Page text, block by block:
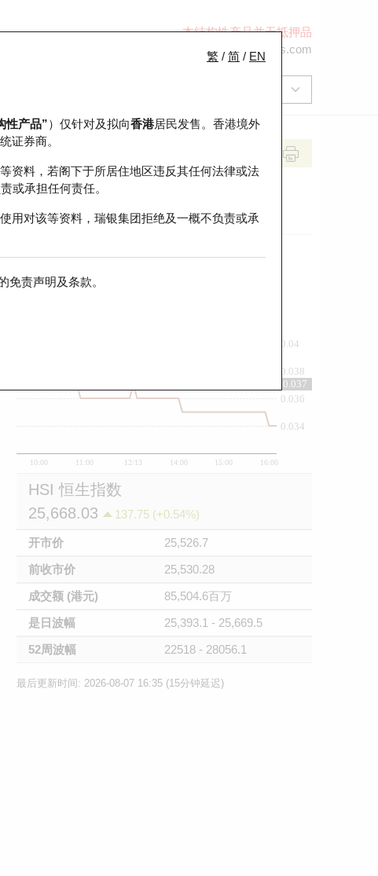
本结构性产品并无抵押品
ol-hkwarrants@ubs.com
繁 / 简 / EN
性产品”）仅针对及拟向香港居民发售。香港境外
证券商。
资料，若阁下于所居住地区违反其任何法律或法
或承担任何责任。
用对该等资料，瑞银集团拒绝及一概不负责或承
免责声明及条款。
10:00 11:00 12/13 14:00 15:00 16:00
0.034
0.036
0.038
0.04
0.037
HSI 恒生指数
25,668.03
137.75 (+0.54%)
开市价
25,526.7
前收市价
25,530.28
成交额 (港元)
85,504.6百万
是日波幅
25,393.1 - 25,669.5
52周波幅
22518 - 28056.1
最后更新时间: 2026-08-07 16:35 (15分钟延迟)